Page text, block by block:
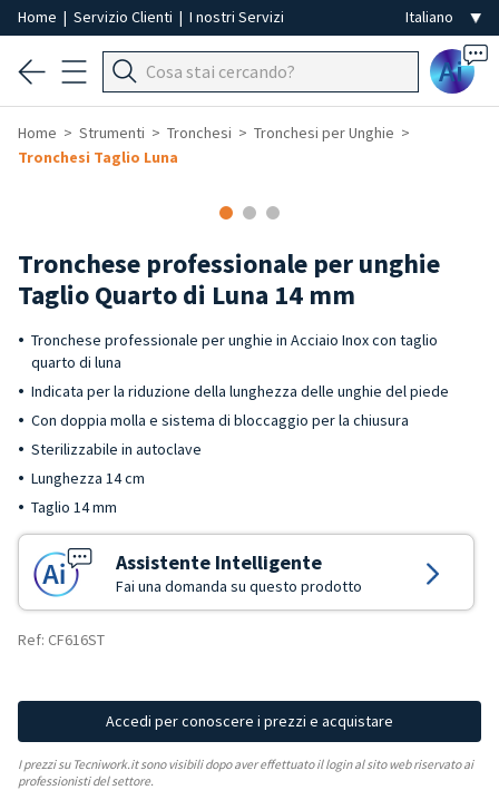
Home | Servizio Clienti | I nostri Servizi
Ai
Home Strumenti Tronchesi
Tronchesi per Unghie
Tronchesi Taglio Luna
Tronchese professionale per unghie
Taglio Quarto di Luna 14 mm
Tronchese professionale per unghie in Acciaio Inox con taglio
quarto di luna
Indicata per la riduzione della lunghezza delle unghie del piede
Con doppia molla e sistema di bloccaggio per la chiusura
Sterilizzabile in autoclave
Lunghezza 14 cm
Taglio 14 mm
Assistente Intelligente
Fai una domanda su questo prodotto
Ref: CF616ST
Accedi per conoscere i prezzi e acquistare
I prezzi su Tecniwork.it sono visibili dopo aver effettuato il login al sito web riservato ai
professionisti del settore.